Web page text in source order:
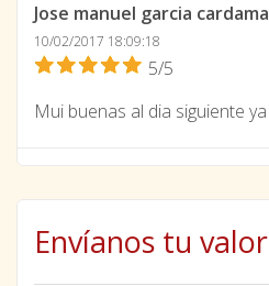
Jose manuel garcia cardama
10/02/2017 18:09:18
5/5
Mui buenas al dia siguiente
Envíanos tu